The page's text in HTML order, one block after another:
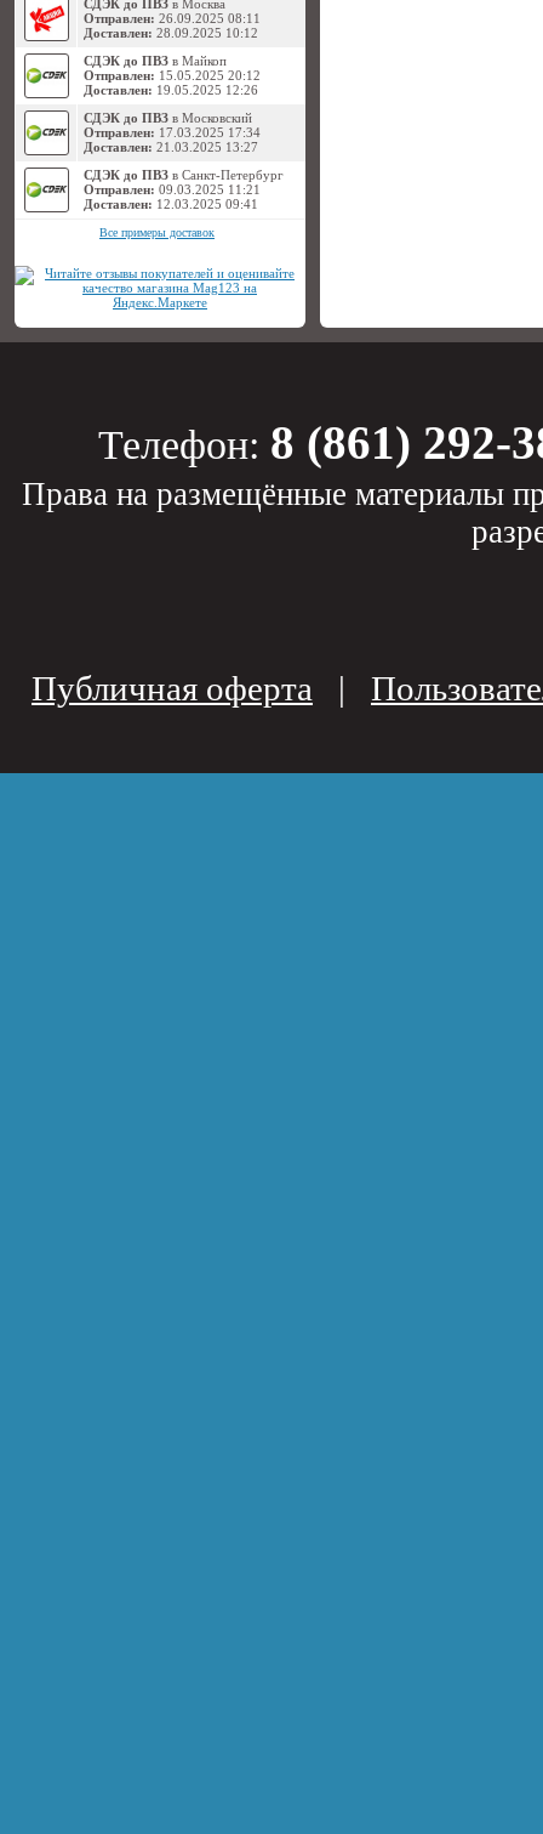
СДЭК до ПВЗ в Москва
Отправлен: 26.09.2025 08:11
Доставлен: 28.09.2025 10:12
СДЭК до ПВЗ в Майкоп
Отправлен: 15.05.2025 20:12
Доставлен: 19.05.2025 12:26
СДЭК до ПВЗ в Московский
Отправлен: 17.03.2025 17:34
Доставлен: 21.03.2025 13:27
СДЭК до ПВЗ в Санкт-Петербург
Отправлен: 09.03.2025 11:21
Доставлен: 12.03.2025 09:41
Все примеры доставок
Телефон: 8 (861) 292-
Права на размещённые материалы
Публичная оферта |